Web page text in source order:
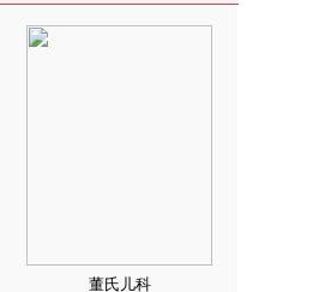
董氏儿科